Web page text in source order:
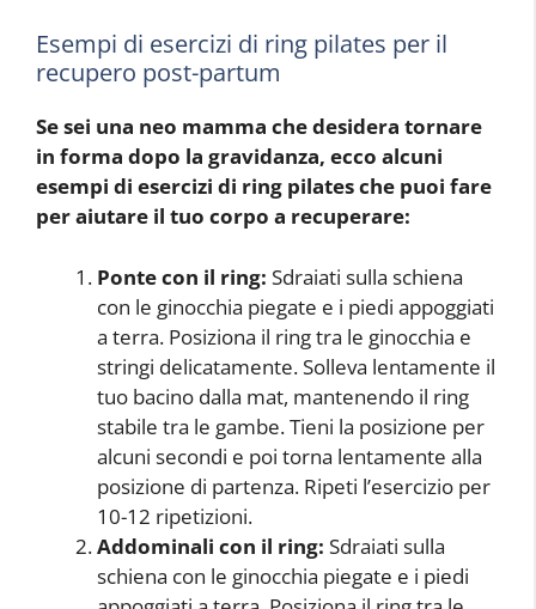
Esempi di esercizi di ring pilates per il
recupero post-partum
Se sei una neo mamma che desidera tornare
in forma dopo la gravidanza, ecco alcuni
esempi di esercizi di ring pilates che puoi fare
per aiutare il tuo corpo a recuperare:
Ponte con il ring: Sdraiati sulla schiena
con le ginocchia piegate e i piedi appoggiati
a terra. Posiziona il ring tra le ginocchia e
stringi delicatamente. Solleva lentamente il
tuo bacino dalla mat, mantenendo il ring
stabile tra le gambe. Tieni la posizione per
alcuni secondi e poi torna lentamente alla
posizione di partenza. Ripeti l’esercizio per
10-12 ripetizioni.
Addominali con il ring: Sdraiati sulla
schiena con le ginocchia piegate e i piedi